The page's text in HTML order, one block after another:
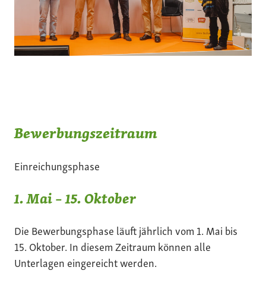
Bewerbungszeitraum
Einreichungsphase
1. Mai – 15. Oktober
Die Bewerbungsphase läuft jährlich vom 1. Mai bis
15. Oktober. In diesem Zeitraum können alle
Unterlagen eingereicht werden.